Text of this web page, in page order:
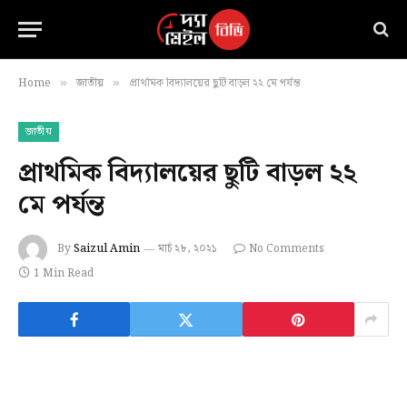
Home » জাতীয় » প্রাথমিক বিদ্যালয়ের ছুটি বাড়ল ২২ মে পর্যন্ত
জাতীয়
প্রাথমিক বিদ্যালয়ের ছুটি বাড়ল ২২
মে পর্যন্ত
BySaizul Amin মার্চ ২৮, ২০২১
No Comments
1 Min Read